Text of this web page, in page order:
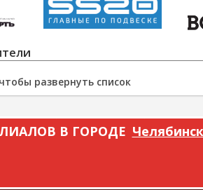
развернуть список
В ГОРОДЕ